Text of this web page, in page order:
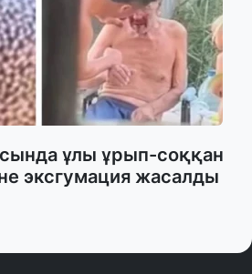
ұлы ұрып-соққан
эксгумация жасалды